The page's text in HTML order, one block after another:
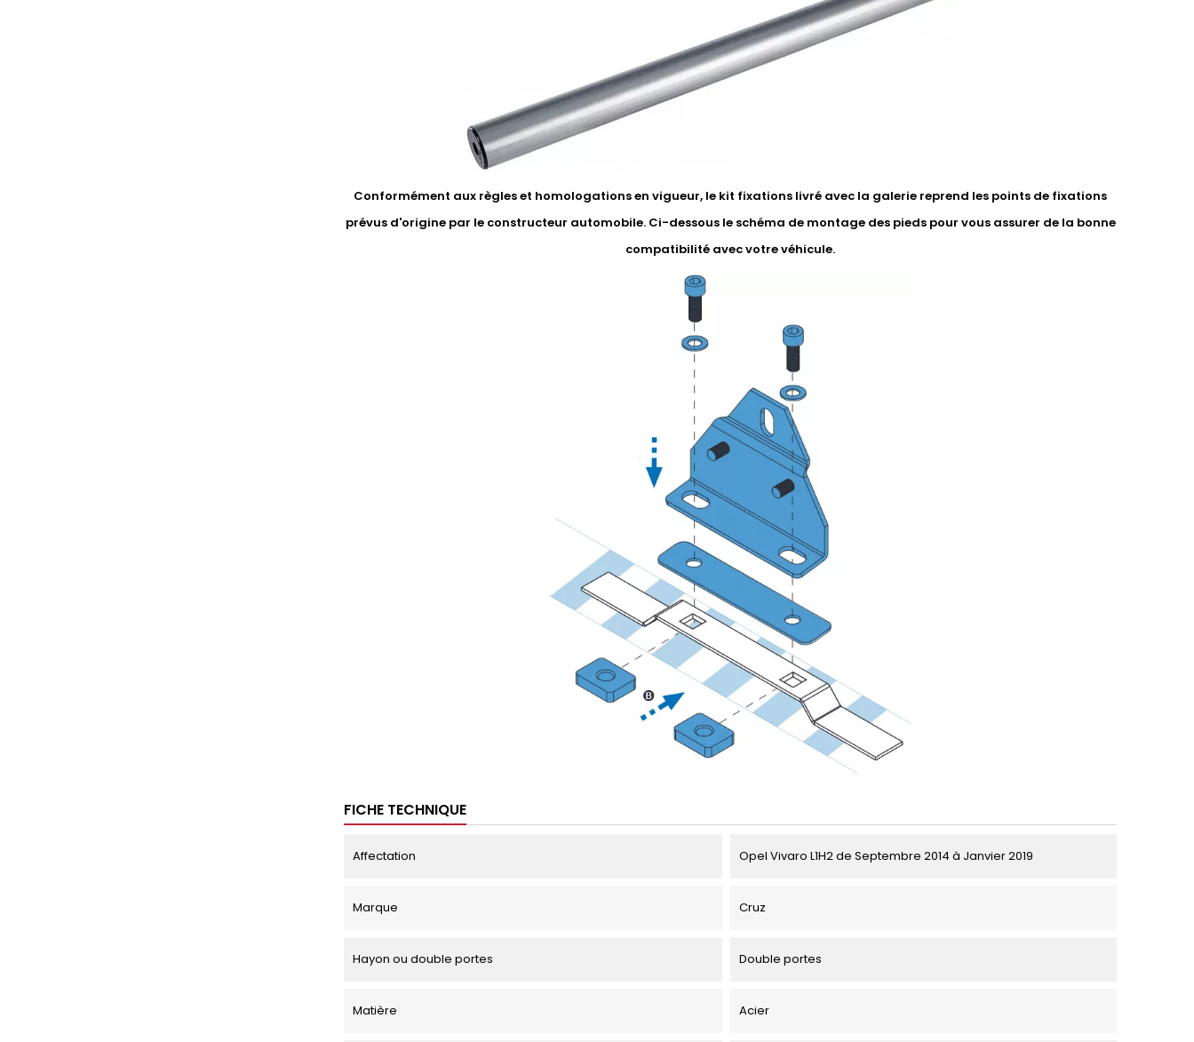
Conformément aux règles et homologations en vigueur, le kit fixations livré avec la galerie reprend les points de fixations
prévus d'origine par le constructeur automobile. Ci-dessous le schéma de montage des pieds pour vous assurer de la bonne
compatibilité avec votre véhicule.
FICHE TECHNIQUE
Affectation Opel Vivaro L1H2 de Septembre 2014 à Janvier 2019
Marque Cruz
Hayon ou double portes Double portes
Matière Acier